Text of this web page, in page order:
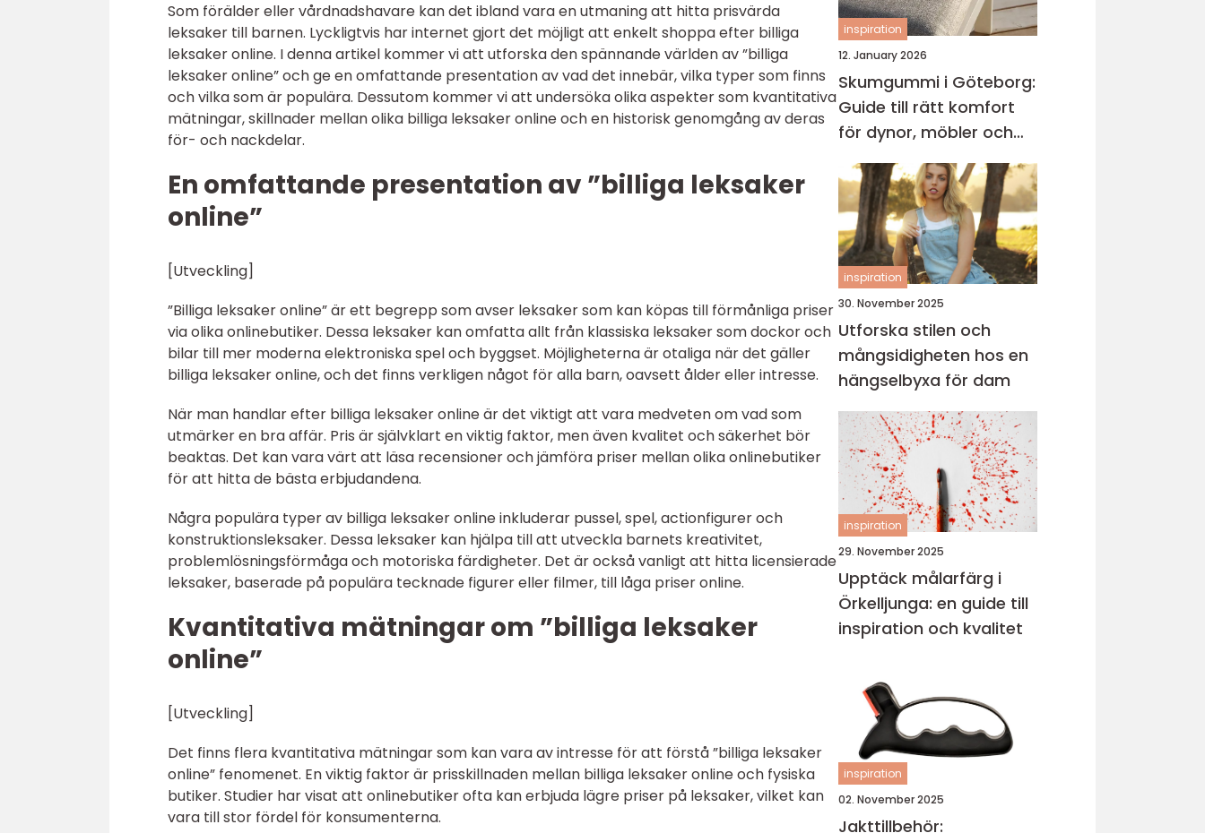
Som förälder eller vårdnadshavare kan det ibland vara en utmaning att hitta prisvärda
leksaker till barnen. Lyckligtvis har internet gjort det möjligt att enkelt shoppa efter billiga
leksaker online. I denna artikel kommer vi att utforska den spännande världen av ”billiga
leksaker online” och ge en omfattande presentation av vad det innebär, vilka typer som finns
och vilka som är populära. Dessutom kommer vi att undersöka olika aspekter som kvantitativa
mätningar, skillnader mellan olika billiga leksaker online och en historisk genomgång av deras
för- och nackdelar.
En omfattande presentation av ”billiga leksaker
online”
[Utveckling]
”Billiga leksaker online” är ett begrepp som avser leksaker som kan köpas till förmånliga priser
via olika onlinebutiker. Dessa leksaker kan omfatta allt från klassiska leksaker som dockor och
bilar till mer moderna elektroniska spel och byggset. Möjligheterna är otaliga när det gäller
billiga leksaker online, och det finns verkligen något för alla barn, oavsett ålder eller intresse.
När man handlar efter billiga leksaker online är det viktigt att vara medveten om vad som
utmärker en bra affär. Pris är självklart en viktig faktor, men även kvalitet och säkerhet bör
beaktas. Det kan vara värt att läsa recensioner och jämföra priser mellan olika onlinebutiker
för att hitta de bästa erbjudandena.
Några populära typer av billiga leksaker online inkluderar pussel, spel, actionfigurer och
konstruktionsleksaker. Dessa leksaker kan hjälpa till att utveckla barnets kreativitet,
problemlösningsförmåga och motoriska färdigheter. Det är också vanligt att hitta licensierade
leksaker, baserade på populära tecknade figurer eller filmer, till låga priser online.
Kvantitativa mätningar om ”billiga leksaker
online”
[Utveckling]
Det finns flera kvantitativa mätningar som kan vara av intresse för att förstå ”billiga leksaker
online” fenomenet. En viktig faktor är prisskillnaden mellan billiga leksaker online och fysiska
butiker. Studier har visat att onlinebutiker ofta kan erbjuda lägre priser på leksaker, vilket kan
vara till stor fördel för konsumenterna.
inspiration
12. January 2026
Skumgummi i Göteborg:
Guide till rätt komfort
för dynor, möbler och
båtliv
inspiration
30. November 2025
Utforska stilen och
mångsidigheten hos en
hängselbyxa för dam
inspiration
29. November 2025
Upptäck målarfärg i
Örkelljunga: en guide till
inspiration och kvalitet
inspiration
02. November 2025
Jakttillbehör: